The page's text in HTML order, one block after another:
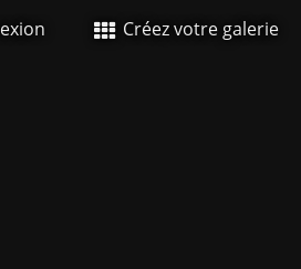
Créez votre galerie